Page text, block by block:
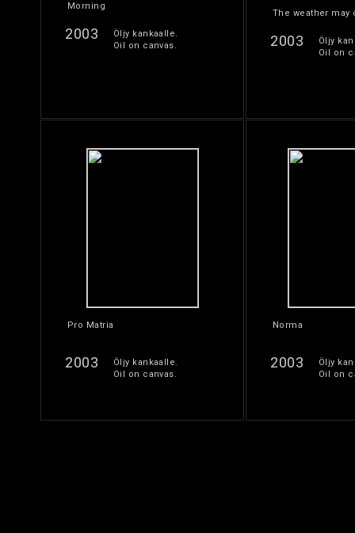
Morning
2003
Öljy kankaalle.
Oil on canvas.
The weather may
2003
Öljy
Oil on
Pro Matria
2003
Öljy kankaalle.
Oil on canvas.
Norma
2003
Öljy
Oil on